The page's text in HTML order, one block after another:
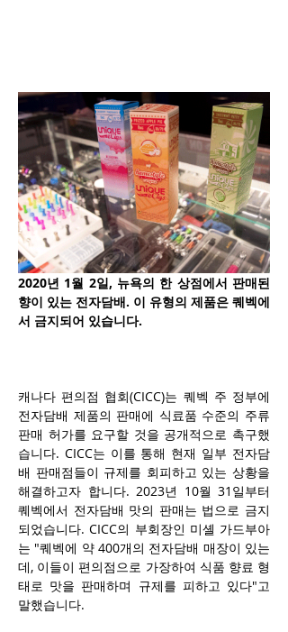
2020년 1월 2일, 뉴욕의 한 상점에서 판매된
향이 있는 전자담배. 이 유형의 제품은 퀘벡에
서 금지되어 있습니다.
캐나다 편의점 협회(CICC)는 퀘벡 주 정부에
전자담배 제품의 판매에 식료품 수준의 주류
판매 허가를 요구할 것을 공개적으로 촉구했
습니다. CICC는 이를 통해 현재 일부 전자담
배 판매점들이 규제를 회피하고 있는 상황을
해결하고자 합니다. 2023년 10월 31일부터
퀘벡에서 전자담배 맛의 판매는 법으로 금지
되었습니다. CICC의 부회장인 미셸 가드부아
는 "퀘벡에 약 400개의 전자담배 매장이 있는
데, 이들이 편의점으로 가장하여 식품 향료 형
태로 맛을 판매하며 규제를 피하고 있다"고
말했습니다.